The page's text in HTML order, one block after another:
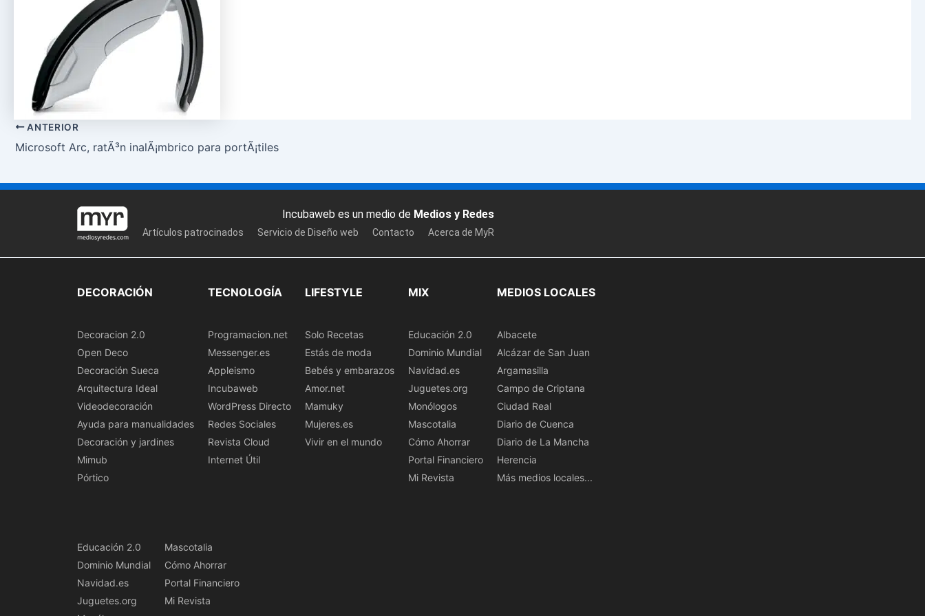
ANTERIOR
Microsoft Arc, ratÃ³n inalÃ¡mbrico para portÃ¡tiles
Incubaweb es un medio de Medios y Redes
Artículos patrocinados Servicio de Diseño web Contacto Acerca de MyR
DECORACIÓN
Decoracion 2.0
Open Deco
Decoración Sueca
Arquitectura Ideal
Videodecoración
Ayuda para manualidades
Decoración y jardines
Mimub
Pórtico
TECNOLOGÍA
Programacion.net
Messenger.es
Appleismo
Incubaweb
WordPress Directo
Redes Sociales
Revista Cloud
Internet Útil
LIFESTYLE
Solo Recetas
Estás de moda
Bebés y embarazos
Amor.net
Mamuky
Mujeres.es
Vivir en el mundo
MIX
Educación 2.0
Dominio Mundial
Navidad.es
Juguetes.org
Monólogos
Mascotalia
Cómo Ahorrar
Portal Financiero
Mi Revista
MEDIOS LOCALES
Albacete
Alcázar de San Juan
Argamasilla
Campo de Criptana
Ciudad Real
Diario de Cuenca
Diario de La Mancha
Herencia
Más medios locales...
Educación 2.0
Dominio Mundial
Navidad.es
Juguetes.org
Mascotalia
Cómo Ahorrar
Portal Financiero
Mi Revista